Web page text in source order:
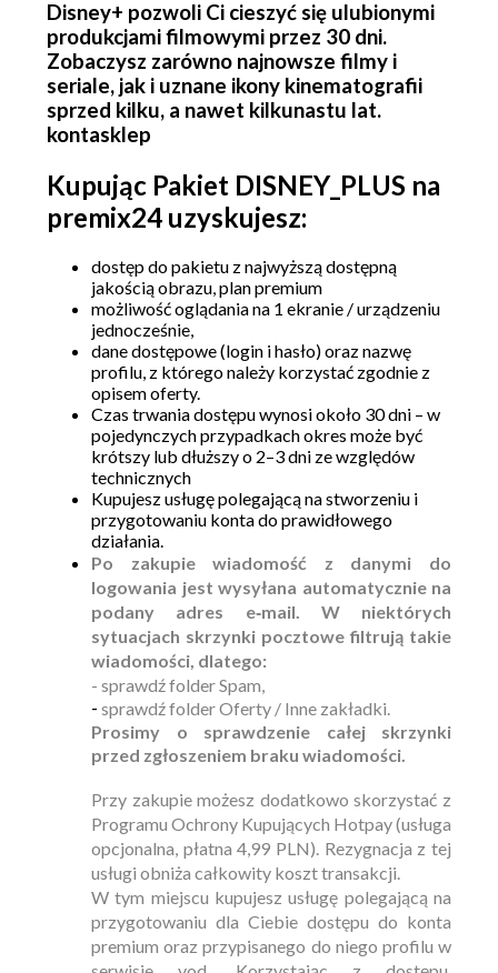
Disney+ pozwoli Ci cieszyć się ulubionymi
produkcjami filmowymi przez 30 dni.
Zobaczysz zarówno najnowsze filmy i
seriale, jak i uznane ikony kinematografii
sprzed kilku, a nawet kilkunastu lat.
kontasklep
Kupując Pakiet DISNEY_PLUS na
premix24 uzyskujesz:
dostęp do pakietu z najwyższą dostępną
jakością obrazu, plan premium
możliwość oglądania na 1 ekranie / urządzeniu
jednocześnie,
dane dostępowe (login i hasło) oraz nazwę
profilu, z którego należy korzystać zgodnie z
opisem oferty.
Czas trwania dostępu wynosi około 30 dni – w
pojedynczych przypadkach okres może być
krótszy lub dłuższy o 2–3 dni ze względów
technicznych
Kupujesz usługę polegającą na stworzeniu i
przygotowaniu konta do prawidłowego
działania.
Po zakupie wiadomość z danymi do
logowania jest wysyłana automatycznie na
podany adres e‑mail. W niektórych
sytuacjach skrzynki pocztowe filtrują takie
wiadomości, dlatego:
- sprawdź folder Spam,
- sprawdź folder Oferty / Inne zakładki.
Prosimy o sprawdzenie całej skrzynki
przed zgłoszeniem braku wiadomości.
Przy zakupie możesz dodatkowo skorzystać z
Programu Ochrony Kupujących Hotpay (usługa
opcjonalna, płatna 4,99 PLN). Rezygnacja z tej
usługi obniża całkowity koszt transakcji.
W tym miejscu kupujesz usługę polegającą na
przygotowaniu dla Ciebie dostępu do konta
premium oraz przypisanego do niego profilu w
21.99 zł Buy
DISNEY_PLUS_30 dni ◈
1PROFIL◈ Plan PREMIUM
22.99 zł Buy
HBO_Max_na_60_dni◈na 1
urządzenie◈ KONTO
PREMIUM 4K◈
39.99 zł Buy